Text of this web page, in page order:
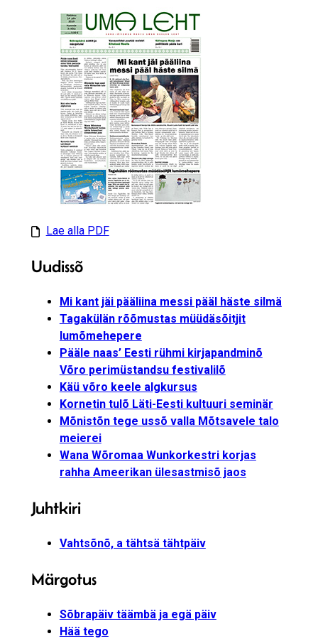
Lae alla PDF
Uudissõ
Mi kant jäi pääliina messi pääl häste silmä
Tagakülän rõõmustas müüdäsõitjit
lumõmehepere
Pääle naas’ Eesti rühmi kirjapandminõ
Võro perimüstandsu festivalilõ
Käü võro keele algkursus
Kornetin tulõ Läti-Eesti kultuuri seminär
Mõnistõn tege ussõ valla Mõtsavele talo
meierei
Wana Wõromaa Wunkorkestri korjas
rahha Ameerikan ülesastmisõ jaos
Juhtkiri
Vahtsõnõ, a tähtsä tähtpäiv
Märgotus
Sõbrapäiv täämbä ja egä päiv
Hää tego